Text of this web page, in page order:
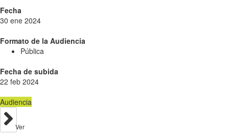
Fecha
30 ene 2024
Formato de la Audiencia
Pública
Fecha de subida
22 feb 2024
Audiencia
Ver